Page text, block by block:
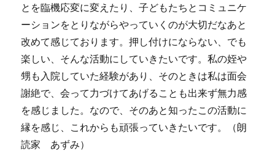
とを臨機応変に変えたり、子どもたちとコミュニケ
ーションをとりながらやっていくのが大切だなあと
改めて感じております。押し付けにならない、でも
楽しい、そんな活動にしていきたいです。私の姪や
甥も入院していた経験があり、そのときは私は面会
謝絶で、会って力づけてあげることも出来ず無力感
を感じました。なので、そのあと知ったこの活動に
縁を感じ、これからも頑張っていきたいです。（朗
読家 あずみ）